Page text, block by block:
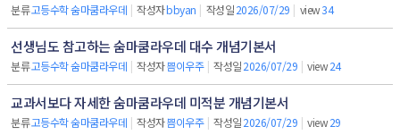
분류고등수학 숨마쿰라우데 | 작성자bbyan | 작성일2026/07/29 | view34
선생님도 참고하는 숨마쿰라우데 대수 개념기본서
분류고등수학 숨마쿰라우데 | 작성자쁨이우주 | 작성일2026/07/29 | view24
교과서보다 자세한 숨마쿰라우데 미적분 개념기본서
분류고등수학 숨마쿰라우데 | 작성자쁨이우주 | 작성일2026/07/29 | view29